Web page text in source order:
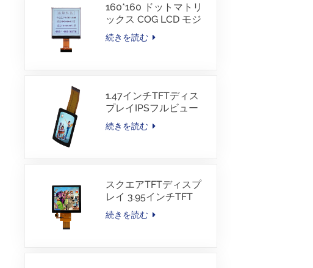
160*160 ドットマトリ
ックス COG LCD モジ
ュール FSTN LCD 中国
サプライヤー
続きを読む
1.47インチTFTディス
プレイIPSフルビュー
172×320解像度画面
続きを読む
スクエアTFTディスプ
レイ 3.95インチTFT
LCD 480*480 40ピン
RGBインターフェース
続きを読む